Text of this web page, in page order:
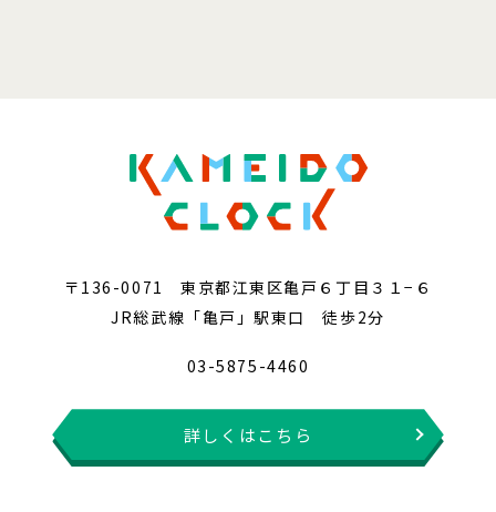
〒136-0071 東京都江東区亀戸６丁目３１−６
JR総武線「亀戸」駅東口 徒歩2分
03-5875-4460
詳しくはこちら